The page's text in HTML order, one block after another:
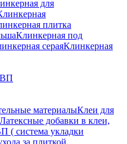
для
плитка
Клинкерная под
сераяКлинкерная
материалыКлеи для
Латексные добавки в клеи,
( система укладки
за плиткой,